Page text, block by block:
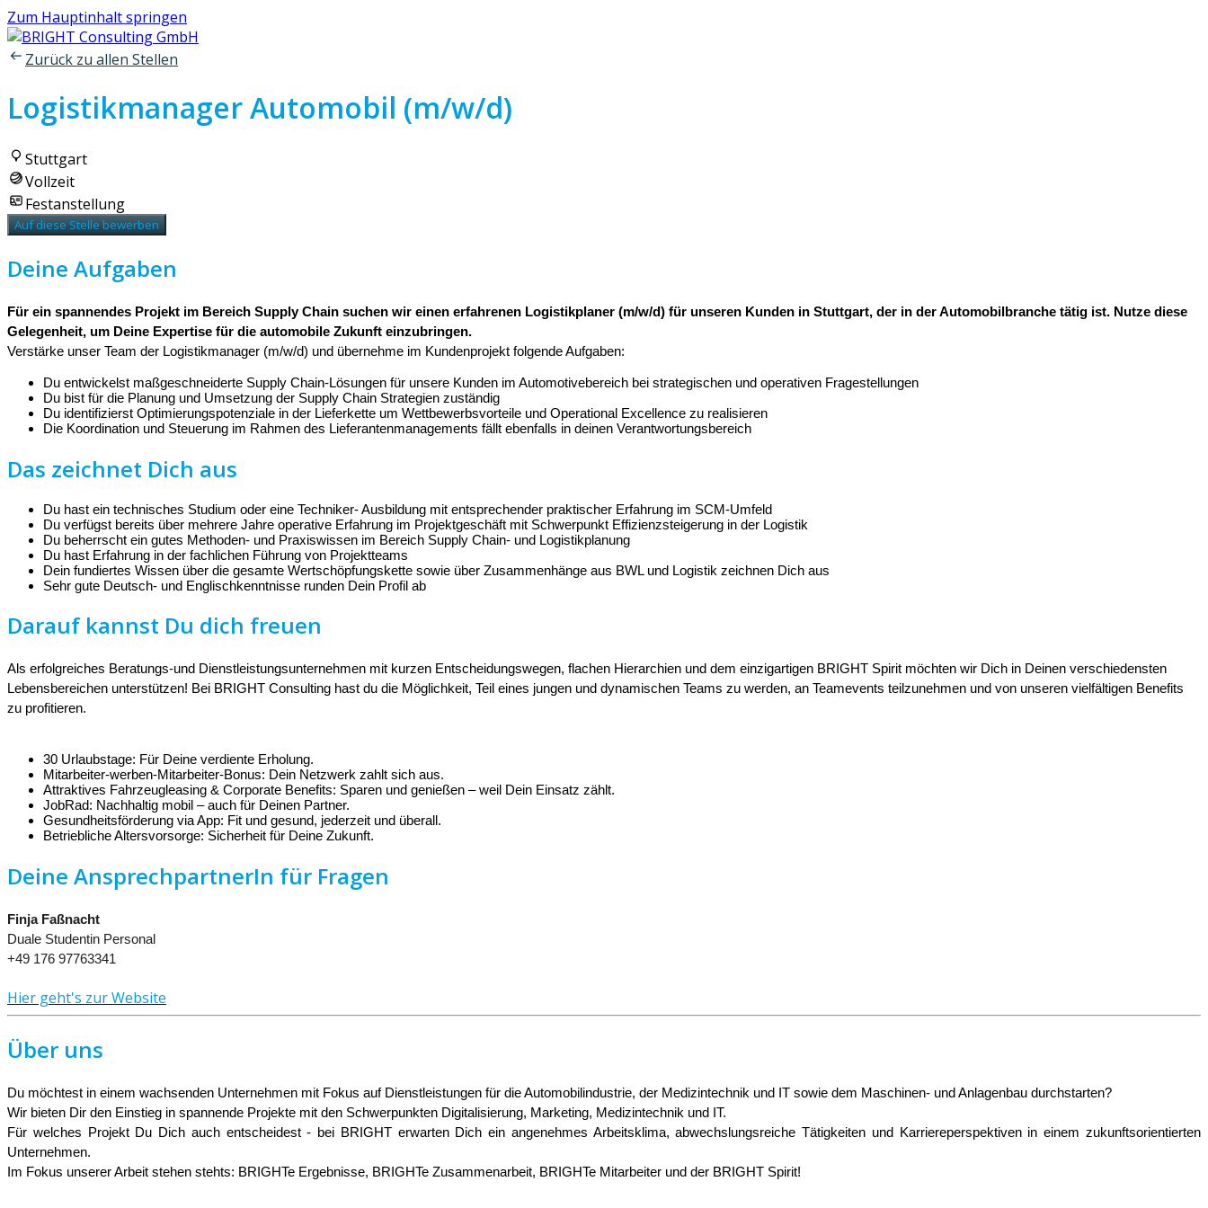
Zum Hauptinhalt springen
Zurück zu allen Stellen
Logistikmanager Automobil (m/w/d)
Stuttgart
Vollzeit
Festanstellung
Auf diese Stelle bewerben
Deine Aufgaben
Für ein spannendes Projekt im Bereich Supply Chain suchen wir einen erfahrenen Logistikplaner (m/w/d) für unseren Kunden in Stuttgart, der in der Automobilbranche tätig ist. Nutze diese
Gelegenheit, um Deine Expertise für die automobile Zukunft einzubringen.
Verstärke unser Team der Logistikmanager (m/w/d) und übernehme im Kundenprojekt folgende Aufgaben:
Du entwickelst maßgeschneiderte Supply Chain-Lösungen für unsere Kunden im Automotivebereich bei strategischen und operativen Fragestellungen
Du bist für die Planung und Umsetzung der Supply Chain Strategien zuständig
Du identifizierst Optimierungspotenziale in der Lieferkette um Wettbewerbsvorteile und Operational Excellence zu realisieren
Die Koordination und Steuerung im Rahmen des Lieferantenmanagements fällt ebenfalls in deinen Verantwortungsbereich
Das zeichnet Dich aus
Du hast ein technisches Studium oder eine Techniker- Ausbildung mit entsprechender praktischer Erfahrung im SCM-Umfeld
Du verfügst bereits über mehrere Jahre operative Erfahrung im Projektgeschäft mit Schwerpunkt Effizienzsteigerung in der Logistik
Du beherrscht ein gutes Methoden- und Praxiswissen im Bereich Supply Chain- und Logistikplanung
Du hast Erfahrung in der fachlichen Führung von Projektteams
Dein fundiertes Wissen über die gesamte Wertschöpfungskette sowie über Zusammenhänge aus BWL und Logistik zeichnen Dich aus
Sehr gute Deutsch- und Englischkenntnisse runden Dein Profil ab
Darauf kannst Du dich freuen
Als erfolgreiches Beratungs-und Dienstleistungsunternehmen mit kurzen Entscheidungswegen, flachen Hierarchien und dem einzigartigen BRIGHT Spirit möchten wir Dich in Deinen verschiedensten
Lebensbereichen unterstützen! Bei BRIGHT Consulting hast du die Möglichkeit, Teil eines jungen und dynamischen Teams zu werden, an Teamevents teilzunehmen und von unseren vielfältigen Benefits
zu profitieren.
30 Urlaubstage: Für Deine verdiente Erholung.
Mitarbeiter-werben-Mitarbeiter-Bonus: Dein Netzwerk zahlt sich aus.
Attraktives Fahrzeugleasing & Corporate Benefits: Sparen und genießen – weil Dein Einsatz zählt.
JobRad: Nachhaltig mobil – auch für Deinen Partner.
Gesundheitsförderung via App: Fit und gesund, jederzeit und überall.
Betriebliche Altersvorsorge: Sicherheit für Deine Zukunft.
Deine AnsprechpartnerIn für Fragen
Finja Faßnacht
Duale Studentin Personal
+49 176 97763341
Hier geht's zur Website
Über uns
Du möchtest in einem wachsenden Unternehmen mit Fokus auf Dienstleistungen für die Automobilindustrie, der Medizintechnik und IT sowie dem Maschinen- und Anlagenbau durchstarten?
Wir bieten Dir den Einstieg in spannende Projekte mit den Schwerpunkten Digitalisierung, Marketing, Medizintechnik und IT.
Für welches Projekt Du Dich auch entscheidest - bei BRIGHT erwarten Dich ein angenehmes Arbeitsklima, abwechslungsreiche Tätigkeiten und Karriereperspektiven in einem zukunftsorientierten
Unternehmen.
Im Fokus unserer Arbeit stehen stehts: BRIGHTe Ergebnisse, BRIGHTe Zusammenarbeit, BRIGHTe Mitarbeiter und der BRIGHT Spirit!